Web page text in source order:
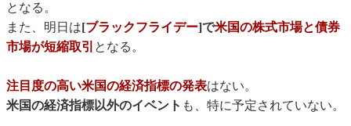
となる。
また、明日は[ブラックフライデー]で米国の株式市場と債券
市場が短縮取引 となる。
注目度の高い米国の経済指標の発表はない。
米国の経済指標以外のイベント も、特に予定されていない。